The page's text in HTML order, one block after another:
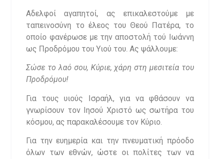
Αδελφοί αγαπητοί, ας επικαλεστούμε με
ταπεινοσύνη το έλεος του Θεού Πατέρα, το
οποίο φανέρωσε με την αποστολή τού Ιωάννη
ως Προδρόμου του Υιού του. Ας ψάλλουμε:
Σώσε το λαό σου, Κύριε, χάρη στη μεσιτεία του
Προδρόμου!
Για τους υιούς Ισραήλ, για να φθάσουν να
γνωρίσουν τον Ιησού Χριστό ως σωτήρα του
κόσμου, ας παρακαλέσουμε τον Κύριο.
Για την ευημερία και την πνευματική πρόοδο
όλων των εθνών, ώστε οι πολίτες των να